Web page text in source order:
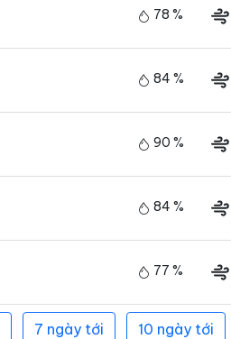
78 %
84 %
90 %
84 %
77 %
7 ngày tới 10 ngày tới